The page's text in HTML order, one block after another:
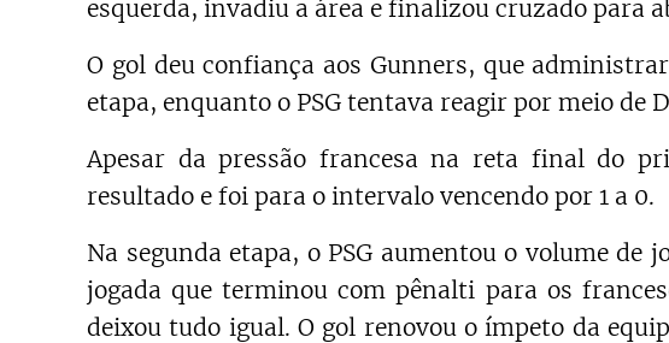
esquerda, invadiu a área e finalizou cruzado para
O gol deu confiança aos Gunners, que
etapa, enquanto o PSG tentava reagir por meio de
Apesar da pressão francesa na reta final do
resultado e foi para o intervalo vencendo por 1 a 0.
Na segunda etapa, o PSG aumentou o volume de
jogada que terminou com pênalti para os
deixou tudo igual. O gol renovou o ímpeto da